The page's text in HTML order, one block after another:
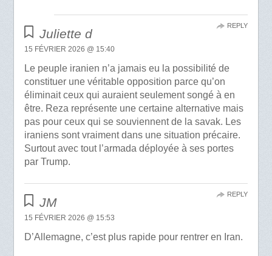
Juliette d
15 FÉVRIER 2026 @ 15:40
Le peuple iranien n’a jamais eu la possibilité de
constituer une véritable opposition parce qu’on
éliminait ceux qui auraient seulement songé à en
être. Reza représente une certaine alternative mais
pas pour ceux qui se souviennent de la savak. Les
iraniens sont vraiment dans une situation précaire.
Surtout avec tout l’armada déployée à ses portes
par Trump.
REPLY
JM
15 FÉVRIER 2026 @ 15:53
D’Allemagne, c’est plus rapide pour rentrer en Iran.
REPLY